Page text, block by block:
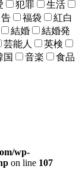
犯罪
生活
福袋
紅白
結婚
結婚発
芸能人
英検
国 音楽
食品
wp-
on line 107